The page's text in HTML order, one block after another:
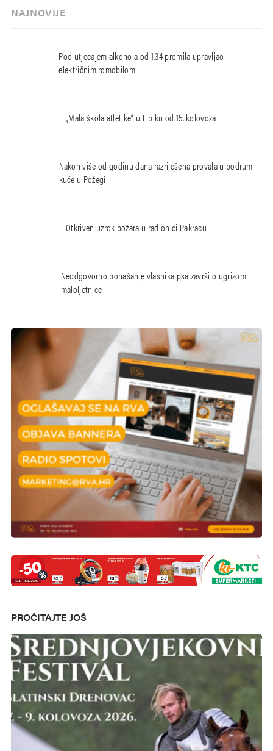
NAJNOVIJE
Pod utjecajem alkohola od 1,34 promila upravljao
električnim romobilom
„Mala škola atletike“ u Lipiku od 15. kolovoza
Nakon više od godinu dana razriješena provala u podrum
kuće u Požegi
Otkriven uzrok požara u radionici Pakracu
Neodgovorno ponašanje vlasnika psa završilo ugrizom
maloljetnice
PROČITAJTE JOŠ